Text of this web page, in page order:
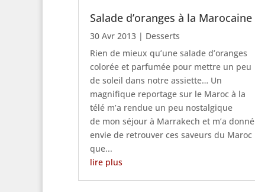
Salade d’oranges à la Marocaine
30 Avr 2013 | Desserts
Rien de mieux qu’une salade d’oranges
colorée et parfumée pour mettre un peu
de soleil dans notre assiette… Un
magnifique reportage sur le Maroc à la
télé m’a rendue un peu nostalgique
de mon séjour à Marrakech et m’a donné
envie de retrouver ces saveurs du Maroc
que...
lire plus